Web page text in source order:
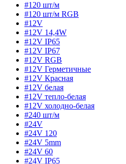
#120 шт/м
#120 шт/м RGB
#12V
#12V 14,4W
#12V IP65
#12V IP67
#12V RGB
#12V Герметичные
#12V Красная
#12V белая
#12V тепло-белая
#12V холодно-белая
#240 шт/м
#24V
#24V 120
#24V 5mm
#24V 60
#24V IP65